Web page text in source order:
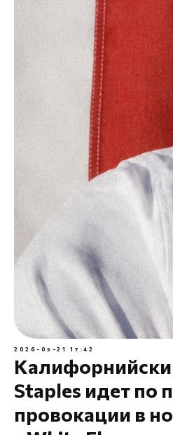
2026-05-21 17:42
Staples идет по
провокации в